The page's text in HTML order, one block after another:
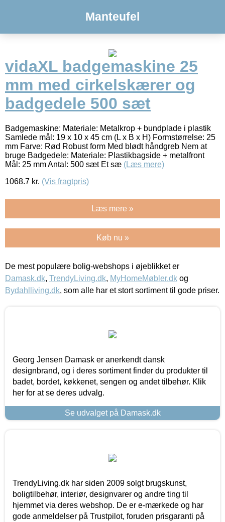
Manteufel
vidaXL badgemaskine 25
mm med cirkelskærer og
badgedele 500 sæt
Badgemaskine: Materiale: Metalkrop + bundplade i plastik
Samlede mål: 19 x 10 x 45 cm (L x B x H) Formstørrelse: 25
mm Farve: Rød Robust form Med blødt håndgreb Nem at
bruge Badgedele: Materiale: Plastikbagside + metalfront
Mål: 25 mm Antal: 500 sæt Et sæ (Læs mere)
1068.7 kr. (Vis fragtpris)
Læs mere »
Køb nu »
De mest populære bolig-webshops i øjeblikket er
Damask.dk, TrendyLiving.dk, MyHomeMøbler.dk og
Bydahlliving.dk, som alle har et stort sortiment til gode priser.
Georg Jensen Damask er anerkendt dansk
designbrand, og i deres sortiment finder du produkter til
badet, bordet, køkkenet, sengen og andet tilbehør. Klik
her for at se deres udvalg.
Se udvalget på Damask.dk
TrendyLiving.dk har siden 2009 solgt brugskunst,
boligtilbehør, interiør, designvarer og andre ting til
hjemmet via deres webshop. De er e-mærkede og har
gode anmeldelser på Trustpilot, foruden prisgaranti på